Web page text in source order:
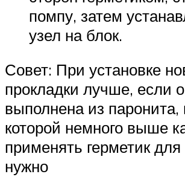
помпу, затем
узел на блок.
Совет: При установке
прокладки лучше, если
выполнена из паронита,
которой немного выше
применять герметик
нужно